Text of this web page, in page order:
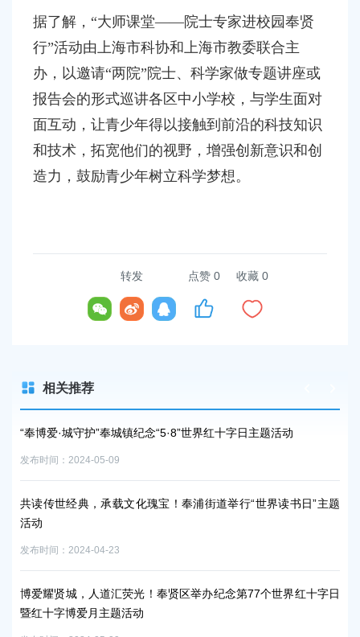
据了解， “大师课堂——院士专家进校园奉贤
行”活动由上海市科协和上海市教委联合主
办，以邀请“两院”院士、科学家做专题讲座或
报告会的形式巡讲各区中小学校，与学生面对
面互动，让青少年得以接触到前沿的科技知识
和技术，拓宽他们的视野，增强创新意识和创
造力，鼓励青少年树立科学梦想。
转发 点赞 0 收藏 0
相关推荐
题
日
奉贤区实验小学教育集团第一届学生游泳比赛圆满举行
发布时间：2024-04-30
“海湾快线品牌服务创新”人民建议征集活动
发布时间：2024-05-09
最美人间四月天 正是读书好时节
发布时间：2024-04-23